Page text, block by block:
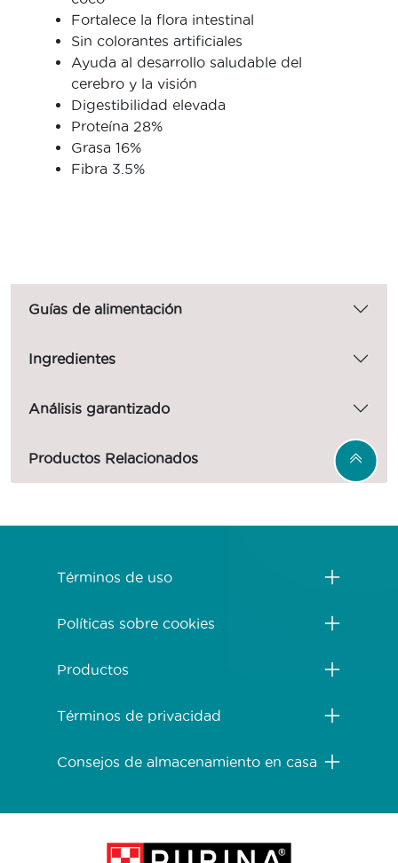
Fortalece la flora intestinal
Sin colorantes artificiales
Ayuda al desarrollo saludable del
cerebro y la visión
Digestibilidad elevada
Proteína 28%
Grasa 16%
Fibra 3.5%
Guías de alimentación
Ingredientes
Análisis garantizado
Productos Relacionados
Términos de uso
Políticas sobre cookies
Productos
Términos de privacidad
Consejos de almacenamiento en casa